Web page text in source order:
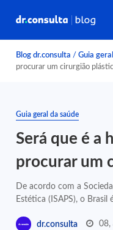
Blog dr.consulta / Guia
procurar um cirurgião
Guia geral da saúde
Será que é a
procurar um
De acordo com a
Estética (ISAPS), o Brasil
dr.consulta 08,